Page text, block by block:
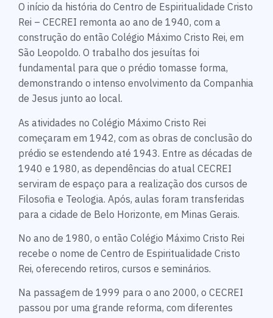
O início da história do Centro de Espiritualidade Cristo
Rei – CECREI remonta ao ano de 1940, com a
construção do então Colégio Máximo Cristo Rei, em
São Leopoldo. O trabalho dos jesuítas foi
fundamental para que o prédio tomasse forma,
demonstrando o intenso envolvimento da Companhia
de Jesus junto ao local.
As atividades no Colégio Máximo Cristo Rei
começaram em 1942, com as obras de conclusão do
prédio se estendendo até 1943. Entre as décadas de
1940 e 1980, as dependências do atual CECREI
serviram de espaço para a realização dos cursos de
Filosofia e Teologia. Após, aulas foram transferidas
para a cidade de Belo Horizonte, em Minas Gerais.
No ano de 1980, o então Colégio Máximo Cristo Rei
recebe o nome de Centro de Espiritualidade Cristo
Rei, oferecendo retiros, cursos e seminários.
Na passagem de 1999 para o ano 2000, o CECREI
passou por uma grande reforma, com diferentes